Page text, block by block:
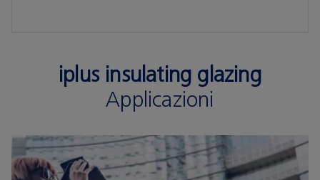
iplus insulating glazing
Applicazioni